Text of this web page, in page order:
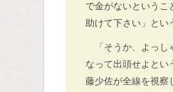
で金がないというこ
助けて下さい」とい
「そうか、よっ
なって出頭せよとい
藤少佐が全線を視察